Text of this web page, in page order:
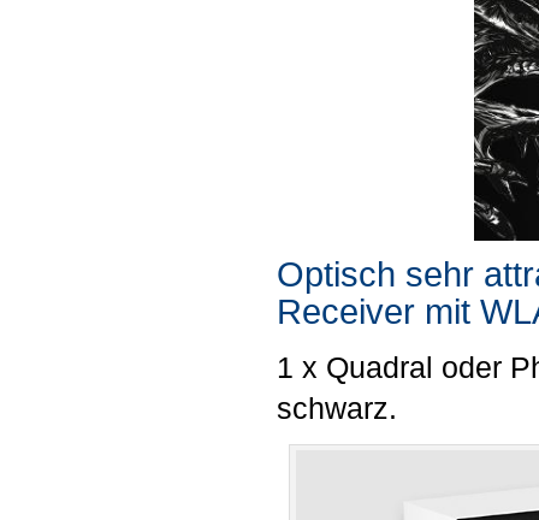
Optisch sehr
Receiver mit
1 x Quadral oder
schwarz.